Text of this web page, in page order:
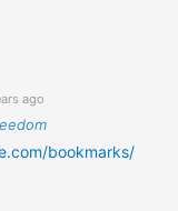
ago
bookmarks/